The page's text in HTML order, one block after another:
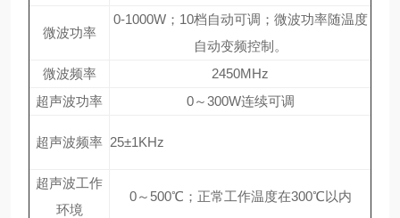
微波功率
0-1000W；10档自动可调；微波功率随温度
自动变频控制。
微波频率
2450MHz
超声波功率
0～300W连续可调
超声波频率 25±1KHz
超声波工作
环境
0～500℃；正常工作温度在300℃以内